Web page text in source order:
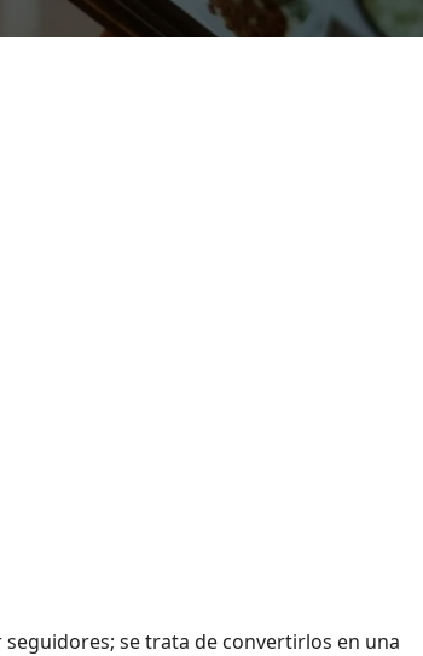
se trata de convertirlos en una